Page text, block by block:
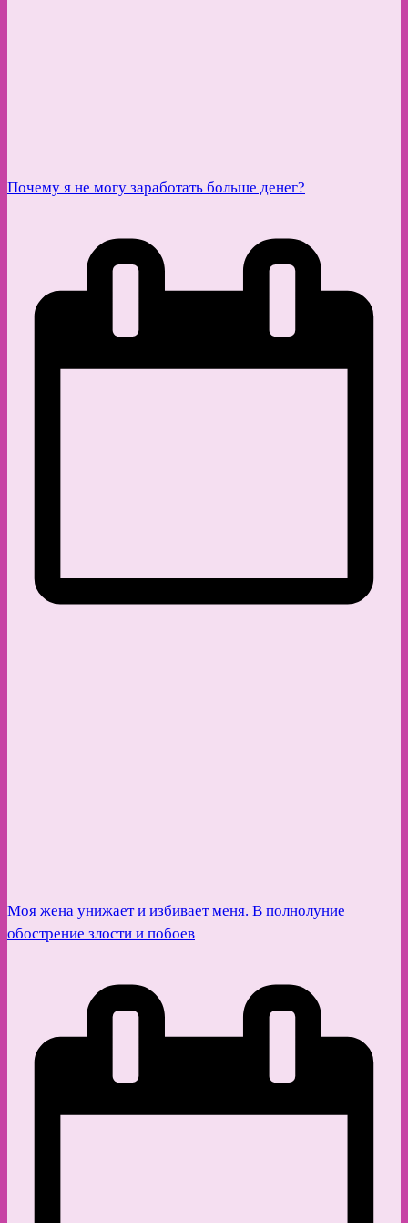
Почему я не могу заработать больше денег?
Моя жена унижает и избивает меня. В полнолуние
обострение злости и побоев